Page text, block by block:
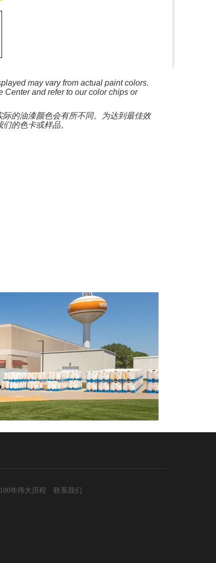
may vary from actual paint colors.
Center and refer to our color chips or
的油漆颜色会有所不同。为达到最佳效
的色卡或样品。
100年伟大历程 联系我们